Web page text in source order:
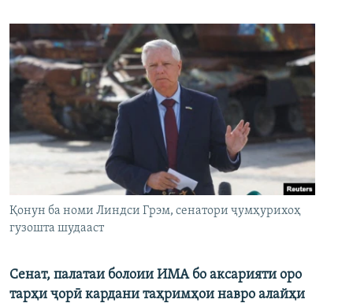
Қонун ба номи Линдси Грэм, сенатори ҷумҳурихоҳ
гузошта шудааст
Сенат, палатаи болоии ИМА бо аксарияти оро
тарҳи ҷорӣ кардани таҳримҳои навро алайҳи